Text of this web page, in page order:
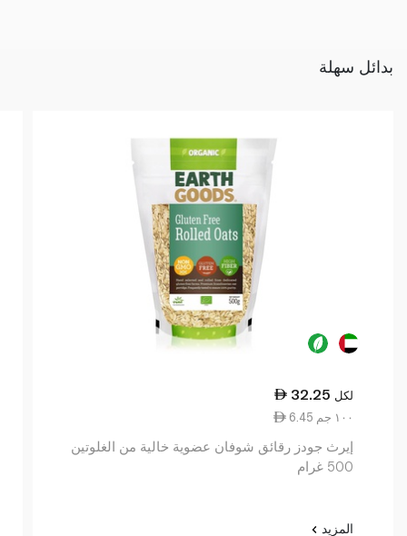
بدائل سهلة
32.25 لكل
6.45 ١٠٠ جم
إيرث جودز رقائق شوفان عضوية خالية من الغلوتين
500 غرام
المزيد